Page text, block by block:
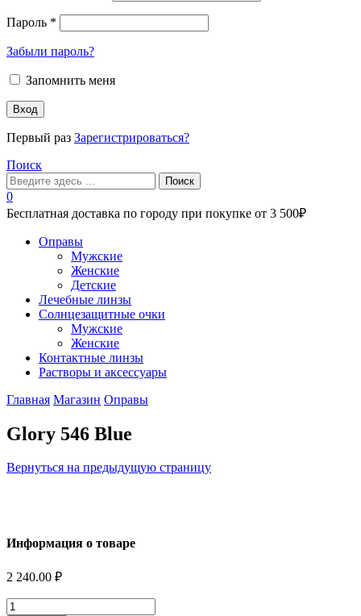
Пароль *
Забыли пароль?
Запомнить меня
Вход
Первый раз Зарегистрироваться?
Поиск
Поиск
0
Бесплатная доставка по городу при покупке от 3 500₽
Оправы
Мужские
Женские
Детские
Лечебные линзы
Солнцезащитные очки
Мужские
Женские
Контактные линзы
Растворы и аксессуары
Главная Магазин Оправы
Glory 546 Blue
Вернуться на предыдущую страницу
Информация о товаре
2 240.00 ₽
Количество